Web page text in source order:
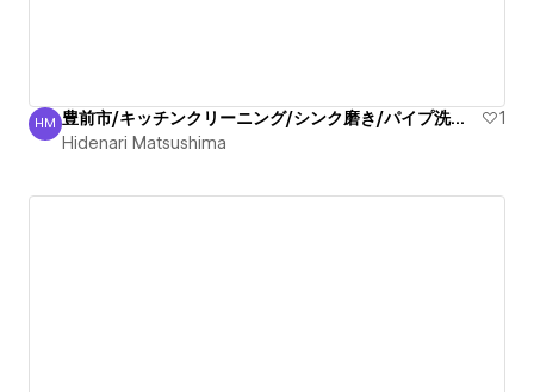
Hidenari Matsushima
HM 豊前市/キッチンクリーニング/シンク磨き/パイプ洗浄/丁寧
1
Hidenari Matsushima